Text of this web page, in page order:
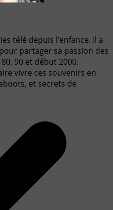
télé depuis l’enfance. Il a
partager sa passion des
90 et début 2000.
vivre ces souvenirs en
et secrets de